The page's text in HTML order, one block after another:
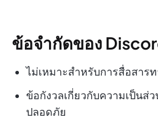
ข้อจำกัดของ
ไม่เหมาะสำหรับการสื่อสาร
ข้อกังวลเกี่ยวกับความเป็นส่
ปลอดภัย